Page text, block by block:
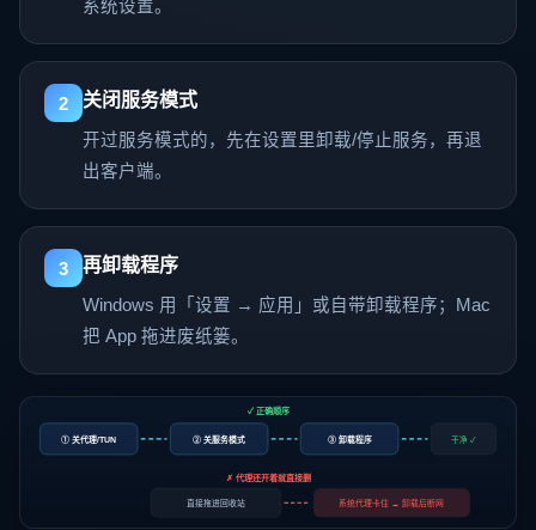
系统设置。
2 关闭服务模式
开过服务模式的，先在设置里卸载/停止服务，再退
出客户端。
3 再卸载程序
Windows 用「设置 → 应用」或自带卸载程序；Mac
把 App 拖进废纸篓。
✓ 正确顺序
① 关代理/TUN ② 关服务模式 ③ 卸载程序 干净 ✓
✗ 代理还开着就直接删
直接拖进回收站 系统代理卡住 → 卸载后断网